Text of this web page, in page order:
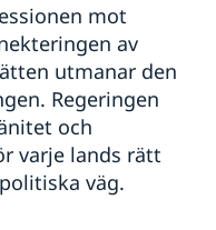
mot
av
utmanar den
Regeringen
och
varje lands rätt
väg.